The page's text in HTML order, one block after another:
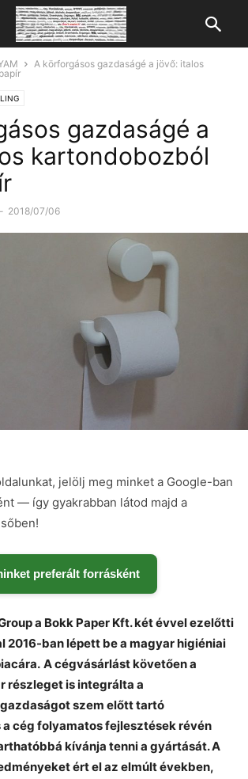
A körforgásos gazdaságé a jövő: italos
gazdaságé a
kartondobozból
- 2018/07/06
jelölj meg minket a Google-ban
— így gyakrabban látod majd a
preferált forrásként
a Bokk Paper Kft. két évvel ezelőtti
2016-ban lépett be a magyar higiéniai
A cégvásárlást követően a
részleget is integrálta a
szem előtt tartó
a cég folyamatos fejlesztések révén
kívánja tenni a gyártását. A
ért el az elmúlt években,